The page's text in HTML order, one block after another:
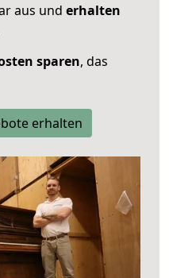
aus und erhalten
sparen, das
erhalten